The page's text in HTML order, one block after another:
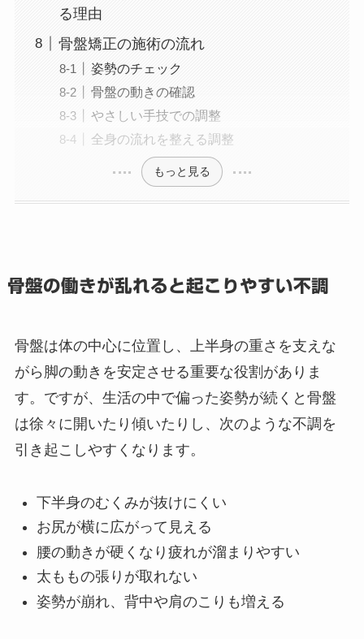
る理由
骨盤矯正の施術の流れ
姿勢のチェック
骨盤の動きの確認
やさしい手技での調整
全身の流れを整える調整
もっと見る
骨盤の働きが乱れると起こりやすい不調
骨盤は体の中心に位置し、上半身の重さを支えな
がら脚の動きを安定させる重要な役割がありま
す。ですが、生活の中で偏った姿勢が続くと骨盤
は徐々に開いたり傾いたりし、次のような不調を
引き起こしやすくなります。
下半身のむくみが抜けにくい
お尻が横に広がって見える
腰の動きが硬くなり疲れが溜まりやすい
太ももの張りが取れない
姿勢が崩れ、背中や肩のこりも増える